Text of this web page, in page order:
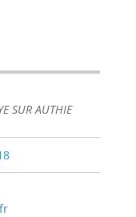
SUR AUTHIE